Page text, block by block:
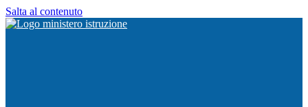
Salta al contenuto